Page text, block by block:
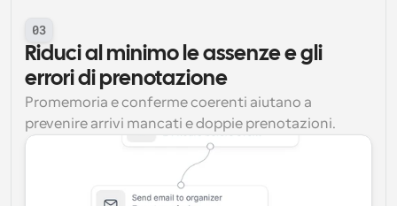
03
Riduci al minimo le assenze e gli
errori di prenotazione
Promemoria e conferme coerenti aiutano a
prevenire arrivi mancati e doppie prenotazioni.